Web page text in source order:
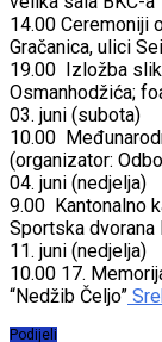
14.00 Ceremoniji
Gračanica, ulici
19.00 Izložba
Osmanhodžića;
03. juni (subota)
10.00
(organizator:
04. juni (nedjelja)
9.00 Kantonalno
Sportska dvorana
11. juni (nedjelja)
10.00 17.
“Nedžib Čeljo”
Podijeli